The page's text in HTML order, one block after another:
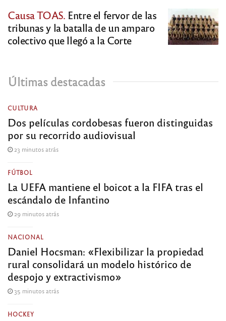
Causa TOAS. Entre el fervor de las
tribunas y la batalla de un amparo
colectivo que llegó a la Corte
Últimas destacadas
CULTURA
Dos películas cordobesas fueron distinguidas
por su recorrido audiovisual
23 minutos atrás
FÚTBOL
La UEFA mantiene el boicot a la FIFA tras el
escándalo de Infantino
29 minutos atrás
NACIONAL
Daniel Hocsman: «Flexibilizar la propiedad
rural consolidará un modelo histórico de
despojo y extractivismo»
35 minutos atrás
HOCKEY